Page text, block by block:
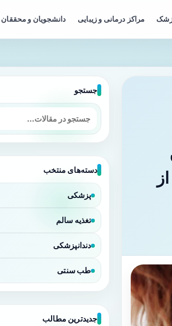
مراکز درمانی و زیبایی دانشجویان و
تأثیری بر درک ما از شناخت حشرات دارد؟
جستجو
دسته‌های منتخب
پزشکی
تغذیه سالم
دندانپزشکی
طب سنتی
جدیدترین مطالب